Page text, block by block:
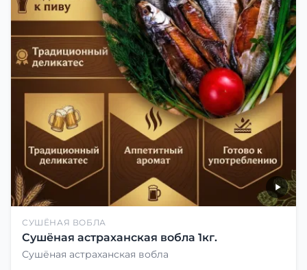
СУШЁНАЯ ВОБЛА
Сушёная астраханская вобла 1кг.
Сушёная астраханская вобла